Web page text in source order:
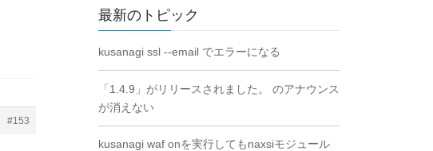
#153
最新のトピック
kusanagi ssl --email でエラーになる
「1.4.9」がリリースされました。 のアナウンス
が消えない
kusanagi waf onを実行してもnaxsiモジュール